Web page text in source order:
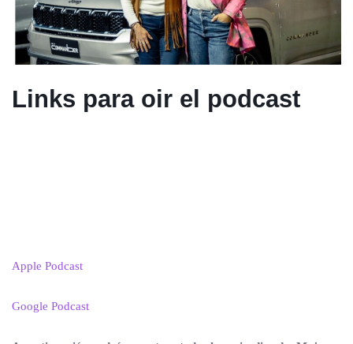
Links para oir el podcast
Apple Podcast
Google Podcast